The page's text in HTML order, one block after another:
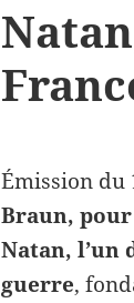
Émission du
Braun,
Natan, l’un
guerre,